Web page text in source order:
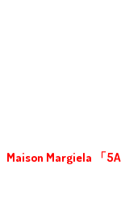
Maison Margiela 「